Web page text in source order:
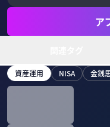
ア
資産運用 NISA 金銭